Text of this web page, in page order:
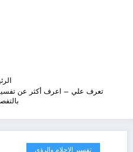
تعرف علي – اعرف أكثر عن
تفسير الاحلام والرؤى